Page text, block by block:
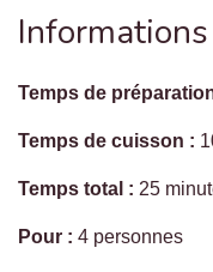
Temps de
Temps de cuisson :
Temps total : 25
Pour : 4 personnes